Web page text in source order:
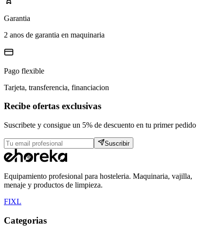
Garantia
2 anos de garantia en maquinaria
Pago flexible
Tarjeta, transferencia, financiacion
Recibe ofertas exclusivas
Suscribete y consigue un 5% de descuento en tu primer pedido
Suscribir
Equipamiento profesional para hosteleria. Maquinaria, vajilla,
menaje y productos de limpieza.
FIXL
Categorias